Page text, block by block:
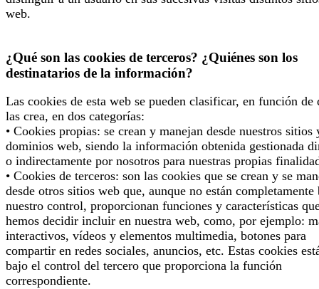
web.
¿Qué son las cookies de terceros? ¿Quiénes son los
destinatarios de la información?
Las cookies de esta web se pueden clasificar, en función de
las crea, en dos categorías:
• Cookies propias: se crean y manejan desde nuestros sitios
dominios web, siendo la información obtenida gestionada
o indirectamente por nosotros para nuestras propias
• Cookies de terceros: son las cookies que se crean y se
desde otros sitios web que, aunque no están completamente
nuestro control, proporcionan funciones y características
hemos decidir incluir en nuestra web, como, por ejemplo:
interactivos, vídeos y elementos multimedia, botones para
compartir en redes sociales, anuncios, etc. Estas cookies
bajo el control del tercero que proporciona la función
correspondiente.